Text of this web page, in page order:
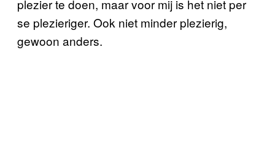
plezier te doen, maar voor mij is het niet per
se plezieriger. Ook niet minder plezierig,
gewoon anders.